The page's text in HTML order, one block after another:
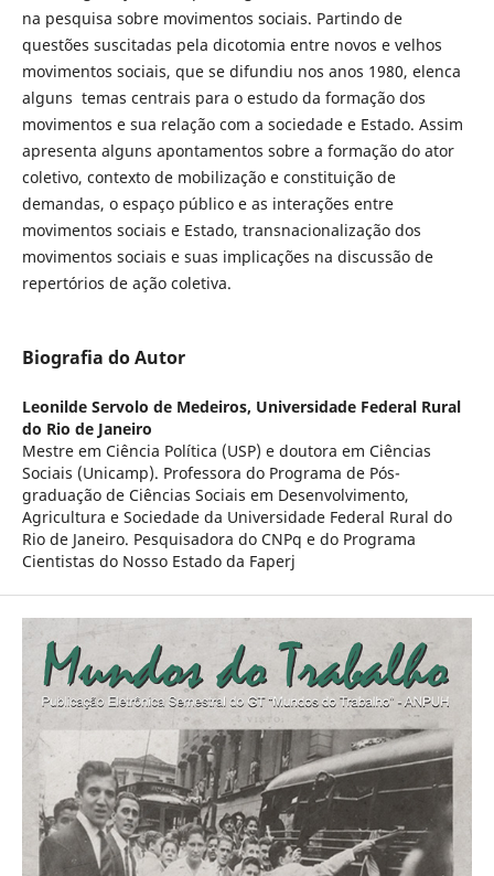
na pesquisa sobre movimentos sociais. Partindo de
questões suscitadas pela dicotomia entre novos e velhos
movimentos sociais, que se difundiu nos anos 1980, elenca
alguns temas centrais para o estudo da formação dos
movimentos e sua relação com a sociedade e Estado. Assim
apresenta alguns apontamentos sobre a formação do ator
coletivo, contexto de mobilização e constituição de
demandas, o espaço público e as interações entre
movimentos sociais e Estado, transnacionalização dos
movimentos sociais e suas implicações na discussão de
repertórios de ação coletiva.
Biografia do Autor
Leonilde Servolo de Medeiros, Universidade Federal Rural
do Rio de Janeiro
Mestre em Ciência Política (USP) e doutora em Ciências
Sociais (Unicamp). Professora do Programa de Pós-
graduação de Ciências Sociais em Desenvolvimento,
Agricultura e Sociedade da Universidade Federal Rural do
Rio de Janeiro. Pesquisadora do CNPq e do Programa
Cientistas do Nosso Estado da Faperj